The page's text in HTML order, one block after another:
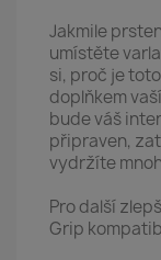
Jakmile
umístěte
si, proč je
doplňkem
bude váš
připraven,
vydržíte
Pro další
Grip